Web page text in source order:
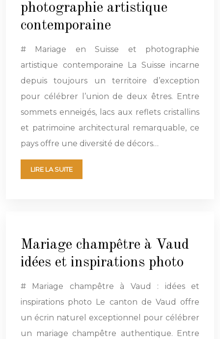
photographie artistique
contemporaine
# Mariage en Suisse et photographie
artistique contemporaine La Suisse incarne
depuis toujours un territoire d’exception
pour célébrer l’union de deux êtres. Entre
sommets enneigés, lacs aux reflets cristallins
et patrimoine architectural remarquable, ce
pays offre une diversité de décors…
LIRE LA SUITE
Mariage champêtre à Vaud
idées et inspirations photo
# Mariage champêtre à Vaud : idées et
inspirations photo Le canton de Vaud offre
un écrin naturel exceptionnel pour célébrer
un mariage champêtre authentique. Entre